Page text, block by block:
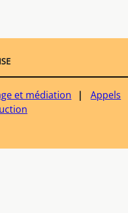
et médiation Appels